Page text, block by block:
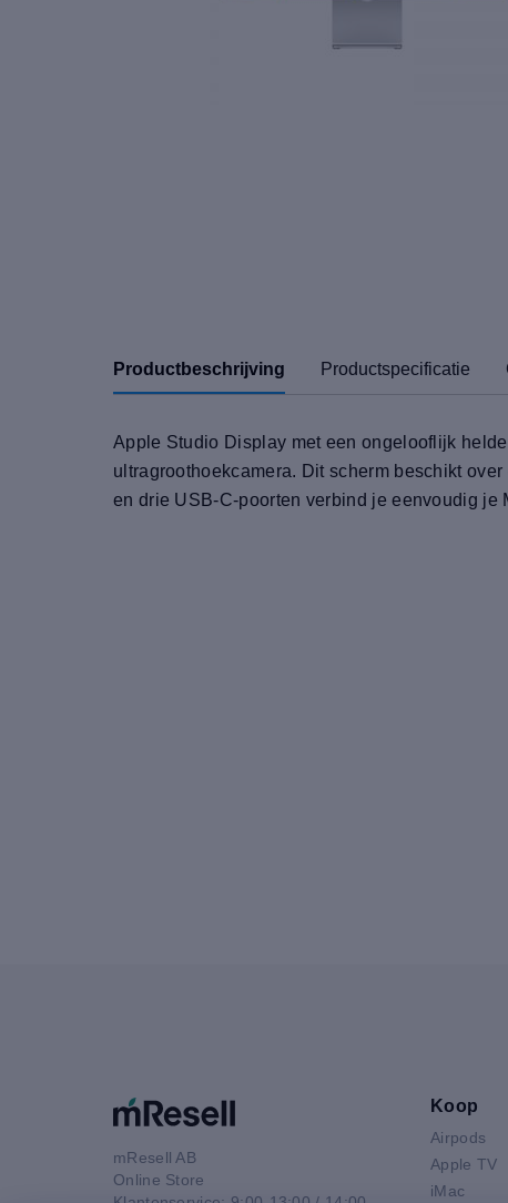
Productbeschrijving Productspecificatie
Apple Studio Display met een ongelooflijk
ultragroothoekcamera. Dit scherm beschikt
en drie USB-C-poorten verbind je eenvoudig je
mResell AB
Online Store
Koop
Airpods
Apple TV
iMac